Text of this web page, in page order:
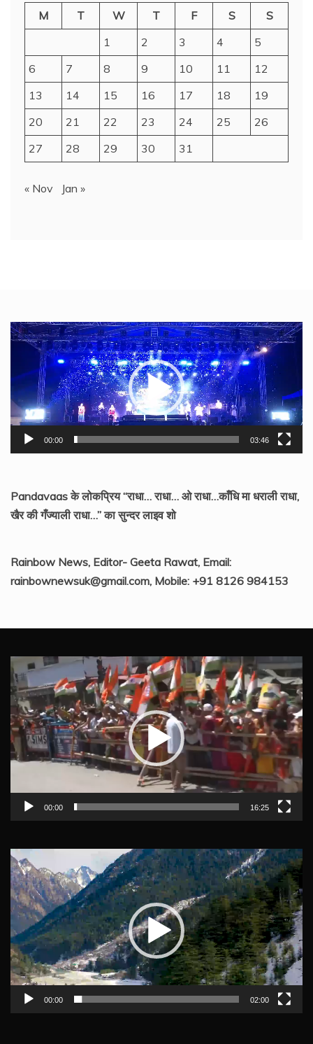
M
T W T F S
S
1
2 3 4
5
6
7 8 9 10 11
12
13
14 15 16 17 18
19
20
21 22 23 24 25
26
27
28 29 30 31
« Nov Jan »
Video
Player
00:00 03:46
Pandavaas के लोकप्रिय “राधा… राधा… ओ राधा…काँधि मा धराली राधा,
खैर की गँज्याली राधा…” का सुन्दर लाइव शो
Rainbow News, Editor- Geeta Rawat, Email:
rainbownewsuk@gmail.com, Mobile: +91 8126 984153
Video
Player
00:00 16:25
Video
Player
00:00 02:00